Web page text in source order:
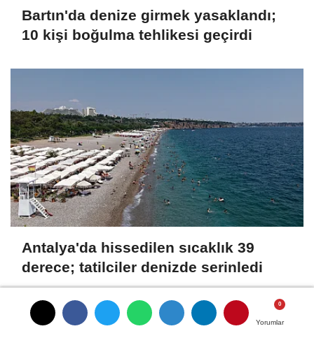
Yorumlar
Yorumlar
Yorumlar
Bartın'da denize girmek yasaklandı;
10 kişi boğulma tehlikesi geçirdi
Antalya'da hissedilen sıcaklık 39
derece; tatilciler denizde serinledi